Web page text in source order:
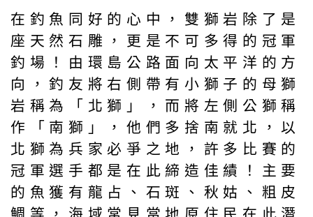
在釣魚同好的心中，雙獅岩除了是
座天然石雕，更是不可多得的冠軍
釣場！由環島公路面向太平洋的方
向，釣友將右側帶有小獅子的母獅
岩稱為「北獅」，而將左側公獅稱
作「南獅」，他們多捨南就北，以
北獅為兵家必爭之地，許多比賽的
冠軍選手都是在此締造佳績！主要
的魚獲有龍占、石斑、秋姑、粗皮
鯛等，海域常見當地原住民在此潛